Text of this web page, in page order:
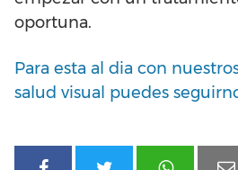
oportuna.
Para esta al dia con
salud visual puedes